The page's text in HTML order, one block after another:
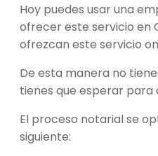
Hoy puedes usar una
ofrecer este servicio en
ofrezcan este servicio
De esta manera no
tienes que esperar
El proceso notarial se
siguiente: